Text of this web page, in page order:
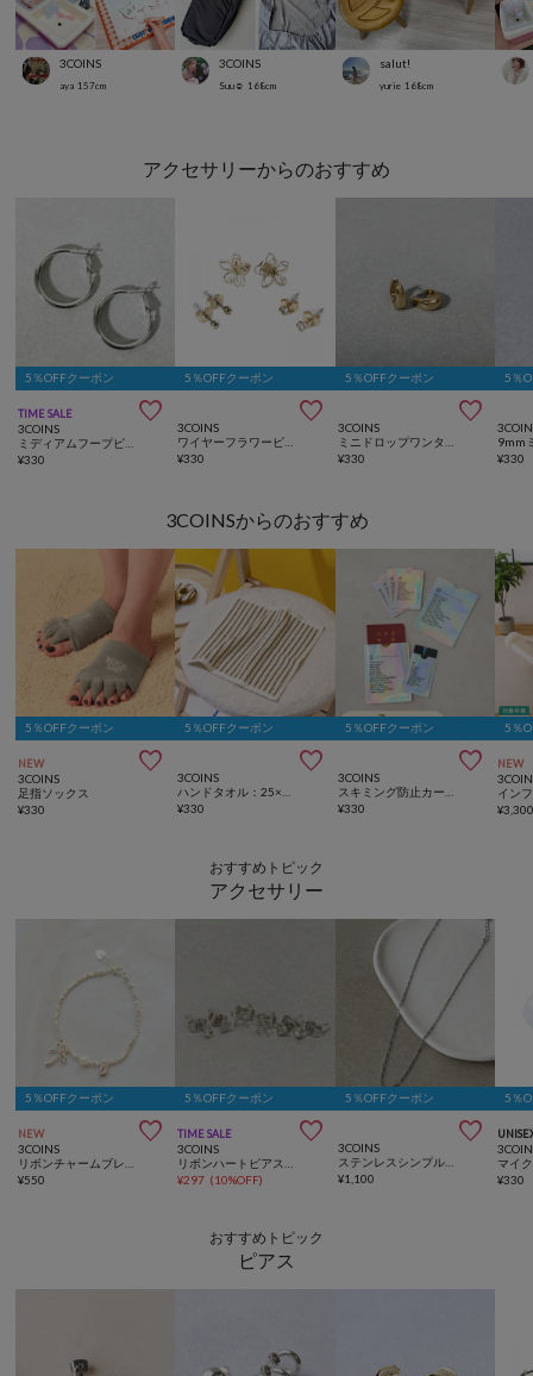
3COINS
aya 157cm
3COINS
Suu☺︎ 168cm
salut!
yurie 168cm
アクセサリーからのおすすめ
5％OFFクーポン
TIME SALE 
3COINS
¥330
5％OFFクーポン

3COINS
¥330
5％OFFクーポン

3COINS
¥330
5％
¥330
3COINSからのおすすめ
5％OFFクーポン
NEW 
3COINS
足指ソックス
¥330
5％OFFクーポン

3COINS
¥330
5％OFFクーポン

3COINS
¥330
5％
NEW
¥
おすすめトピック
アクセサリー
5％OFFクーポン
NEW 
3COINS
¥550
5％OFFクーポン
TIME SALE 
3COINS
¥297 (10%OFF)
5％OFFクーポン

3COINS
ステンレスシンプルチェーンネックレス
¥1,100
5％
¥330
おすすめトピック
ピアス